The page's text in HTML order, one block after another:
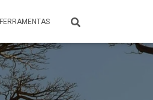
FERRAMENTAS